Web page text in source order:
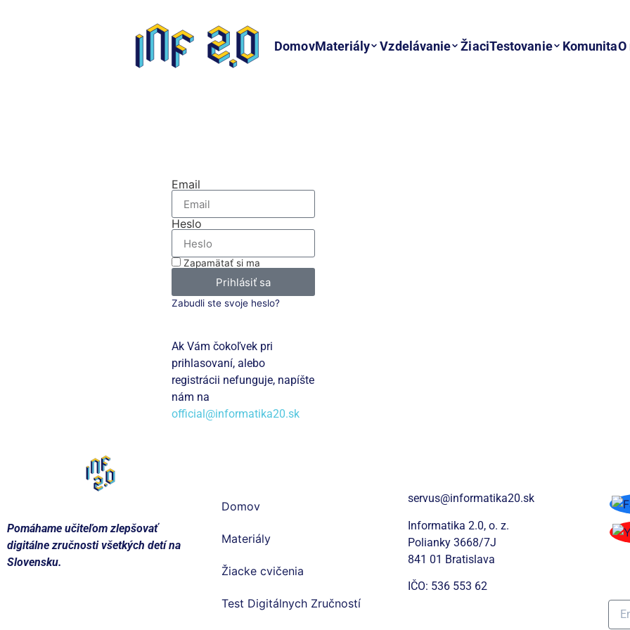
DomovMateriály Vzdelávanie ŽiaciTestovanie KomunitaO
Email
Heslo
Zapamätať si ma
Prihlásiť sa
Zabudli ste svoje heslo?
Ak Vám čokoľvek pri
prihlasovaní, alebo
registrácii nefunguje, napíšte
nám na
official@informatika20.sk
Pomáhame učiteľom zlepšovať
digitálne zručnosti všetkých detí na
Slovensku.
Domov
Materiály
Žiacke cvičenia
Test Digitálnych Zručností
servus@informatika20.sk
Informatika 2.0, o. z.
Polianky 3668/7J
841 01 Bratislava
IČO: 536 553 62